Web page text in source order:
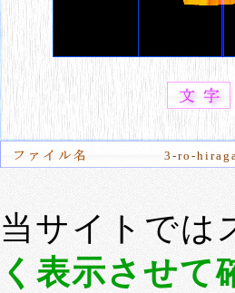
3-ro-
当サイトでは
く表示させて